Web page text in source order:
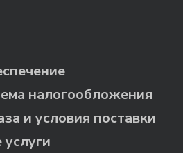
налогообложения
и условия поставки